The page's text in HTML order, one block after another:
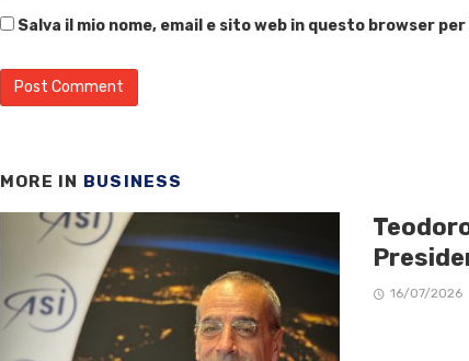
Salva il mio nome, email e sito web in questo browser
MORE IN BUSINESS
16/07/2026